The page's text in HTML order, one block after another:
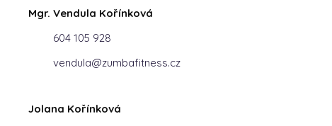
Mgr. Vendula Kořínková
604 105 928
vendula@zumbafitness.cz
Jolana Kořínková